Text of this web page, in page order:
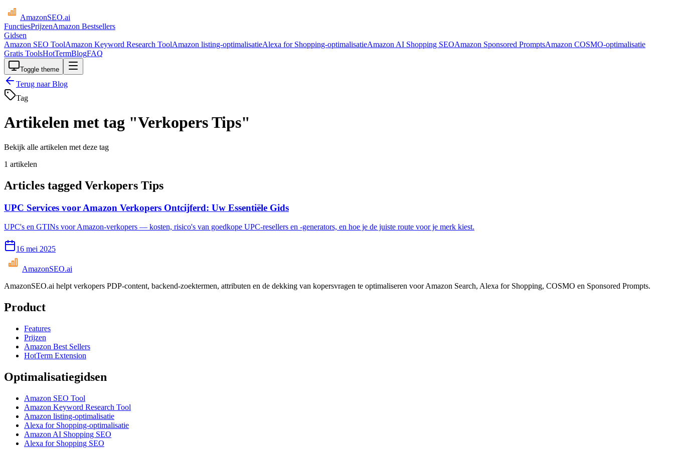
AmazonSEO.ai
FunctiesPrijzenAmazon Bestsellers
Gidsen
Amazon SEO ToolAmazon Keyword Research ToolAmazon listing-optimalisatieAlexa for Shopping-optimalisatieAmazon AI Shopping SEOAmazon Sponsored PromptsAmazon COSMO-optimalisatie
Gratis ToolsHotTermBlogFAQ
Toggle theme
Terug naar Blog
Tag
Artikelen met tag "Verkopers Tips"
Bekijk alle artikelen met deze tag
1 artikelen
Articles tagged Verkopers Tips
UPC Services voor Amazon Verkopers Ontcijferd: Uw Essentiële Gids
UPC's en GTINs voor Amazon-verkopers — kosten, risico's van goedkope UPC-resellers en -generators, en hoe je de juiste route voor je merk kiest.
16 mei 2025
AmazonSEO.ai
AmazonSEO.ai helpt verkopers PDP-content, backend-zoektermen, attributen en de dekking van kopersvragen te optimaliseren voor Amazon Search, Alexa for Shopping, COSMO en Sponsored Prompts.
Product
Features
Prijzen
Amazon Best Sellers
HotTerm Extension
Optimalisatiegidsen
Amazon SEO Tool
Amazon Keyword Research Tool
Amazon listing-optimalisatie
Alexa for Shopping-optimalisatie
Amazon AI Shopping SEO
Alexa for Shopping SEO